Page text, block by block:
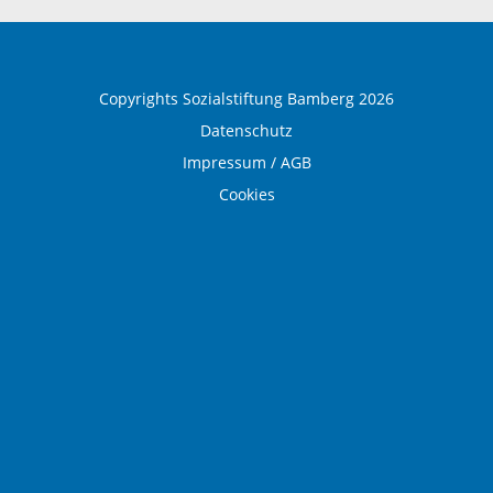
Copyrights Sozialstiftung Bamberg 2026
Datenschutz
Impressum / AGB
Cookies